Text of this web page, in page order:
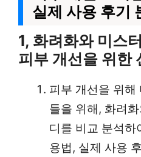
실제 사용 후기
1, 화려화와 미스
피부 개선을 위한
피부 개선을 위해
들을 위해, 화려
디를 비교 분석하
용법, 실제 사용